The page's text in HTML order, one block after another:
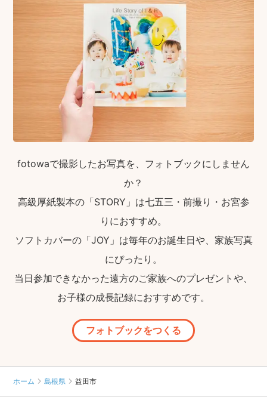
fotowaで撮影したお写真を、フォトブックにしません
か？
高級厚紙製本の「STORY」は七五三・前撮り・お宮参
りにおすすめ。
ソフトカバーの「JOY」は毎年のお誕生日や、家族写真
にぴったり。
当日参加できなかった遠方のご家族へのプレゼントや、
お子様の成長記録におすすめです。
フォトブックをつくる
ホーム 島根県 益田市